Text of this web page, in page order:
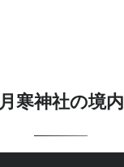
月寒神社の境内